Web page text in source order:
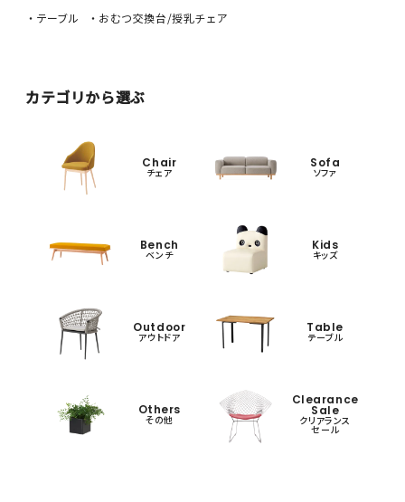
・テーブル
・おむつ交換台/授乳チェア
カテゴリから選ぶ
Chair
チェア
Sofa
ソファ
Bench
ベンチ
Kids
キッズ
Outdoor
アウトドア
Table
テーブル
Others
その他
Clearance
Sale
クリアランス
セール